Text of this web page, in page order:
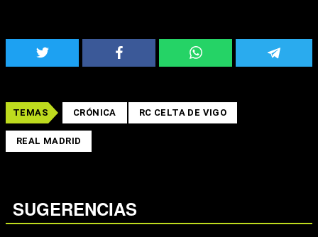
TEMAS CRÓNICA RC CELTA DE VIGO
REAL MADRID
SUGERENCIAS